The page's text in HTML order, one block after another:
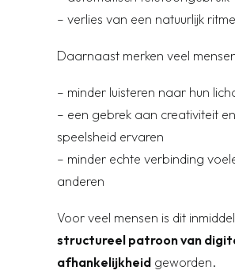
– verlies van een natuurlijk ritme
Daarnaast merken veel
– minder luisteren naar hun
– een gebrek aan creativiteit en
speelsheid ervaren
– minder echte verbinding
anderen
Voor veel mensen is dit
structureel patroon van
afhankelijkheid geworden.